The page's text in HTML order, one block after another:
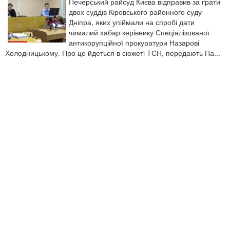
двох суддів Кіровського районного суду
Дніпра, яких упіймали на спробі дати
чималий хабар керівнику Спеціалізованої
антикорупційної прокуратури Назарові
Холодницькому. Про це йдеться в сюжеті ТСН, передають Па...